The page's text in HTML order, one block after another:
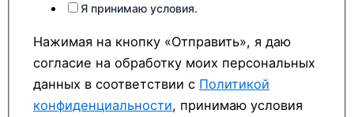
Я принимаю условия.
Нажимая на кнопку «Отправить», я даю
согласие на обработку моих персональных
данных в соответствии с Политикой
конфиденциальности, принимаю условия